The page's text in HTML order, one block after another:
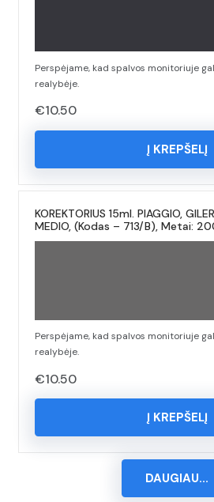
Perspėjame, kad spalvos monitoriuje
realybėje.
€10.50
Į KREPŠELĮ
KOREKTORIUS 15ml. PIAGGIO,
MEDIO, (Kodas – 713/B), Metai:
Perspėjame, kad spalvos monitoriuje
realybėje.
€10.50
Į KREPŠELĮ
DAUGIAU...